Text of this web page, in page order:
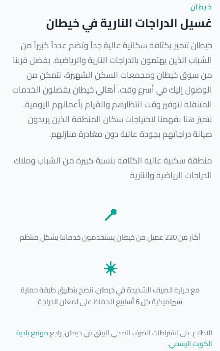
خيطان
غسيل الدراجات النارية في خيطان
خيطان تتميز بكثافة سكانية عالية جداً وتضم عدداً كبيراً من
الشباب الذين يهتمون بالدراجات النارية والرياضية. بفضل قربنا
من سوق خيطان ومجمعات السكن الشهيرة، نتمكن من
الوصول إليك في أسرع وقت. أهالي خيطان يفضلون الخدمات
المتنقلة لتوفير وقت انتظارهم والقيام بأعمالهم اليومية.
نتميز هنا بفهمنا لاحتياجات سكان المنطقة الذين يريدون
صيانة دراجاتهم بجودة عالية دون مغادرة منازلهم.
منطقة سكنية عالية الكثافة بنسبة كبيرة من الشباب وملاك
الدراجات الرياضية والنارية
📍
أكثر من 220 عميل من خيطان يستخدمون خدماتنا بشكل منتظم
☀️
مع حرارة الصيف الشديدة في خيطان، ننصح بتطبيق طبقة حماية
سيراميكية كل 6 أسابيع للحفاظ على لمعان الدراجة
للاطلاع على اشتراطات الصرف الصحي البيئي في خيطان، راجعموقع بلدية
الكويت الرسمي.